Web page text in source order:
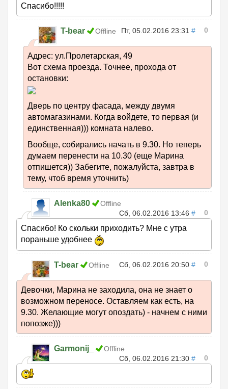
Спасибо!!!!!
T-bear Offline Пт, 05.02.2016 23:31 # 0
Адрес: ул.Пролетарская, 49
Вот схема проезда. Точнее, прохода от
остановки:
Дверь по центру фасада, между двумя
автомагазинами. Когда войдете, то первая (и
единственная))) комната налево.
Вообще, собирались начать в 9.30. Но теперь
думаем перенести на 10.30 (еще Марина
отпишется)) Забегите, пожалуйста, завтра в
тему, чтоб время уточнить)
Alenka80
Offline
Сб, 06.02.2016 13:46 # 0
Спасибо! Ко скольки приходить? Мне с утра
пораньше удобнее
T-bear Offline Сб, 06.02.2016 20:50 # 0
Девочки, Марина не заходила, она не знает о
возможном переносе. Оставляем как есть, на
9.30. Желающие могут опоздать) - начнем с ними
попозже)))
Garmonij_
Offline
Сб, 06.02.2016 21:30 # 0